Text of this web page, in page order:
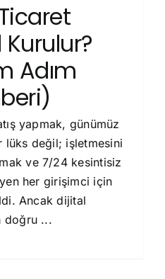
Kurulur?
Adım
yapmak, günümüz
lüks değil; işletmesini
ve 7/24 kesintisiz
her girişimci için
Ancak dijital
doğru ...